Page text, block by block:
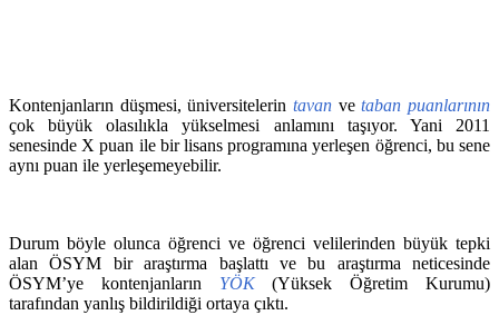
Kontenjanların düşmesi, üniversitelerin tavan vetaban puanlarının
çok büyük olasılıkla yükselmesi anlamını taşıyor. Yani 2011
senesinde X puan ile bir lisans programına yerleşen öğrenci, bu sene
aynı puan ile yerleşemeyebilir.
Durum böyle olunca öğrenci ve öğrenci velilerinden büyük tepki
alan ÖSYM bir araştırma başlattı ve bu araştırma neticesinde
ÖSYM’ye kontenjanların YÖK(Yüksek Öğretim Kurumu)
tarafından yanlış bildirildiği ortaya çıktı.